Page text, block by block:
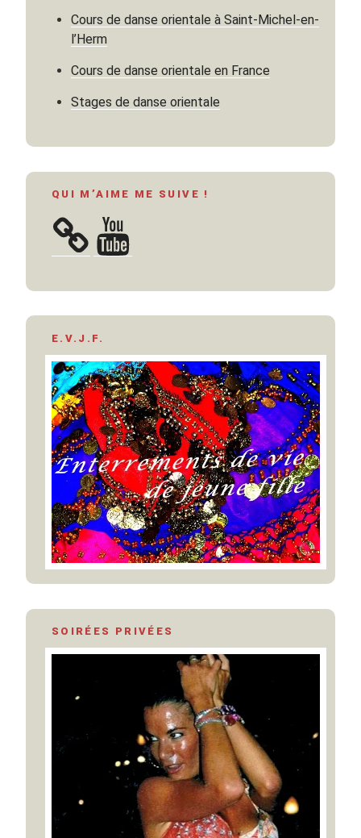
Cours de danse orientale à Saint-Michel-en-
l’Herm
Cours de danse orientale en France
Stages de danse orientale
QUI M’AIME ME SUIVE !
YouTube
E.V.J.F.
SOIRÉES PRIVÉES